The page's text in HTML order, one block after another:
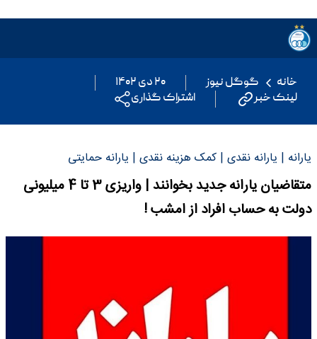
خانه گوگل نیوز
۲۰ دی ۱۴۰۲
لینک خبر
اشتراک گذاری
یارانه | یارانه نقدی | کمک هزینه نقدی | یارانه حمایتی
متقاضیان یارانه جدید بخوانند | واریزی 3 تا 4 میلیونی
دولت به حساب افراد از امشب !